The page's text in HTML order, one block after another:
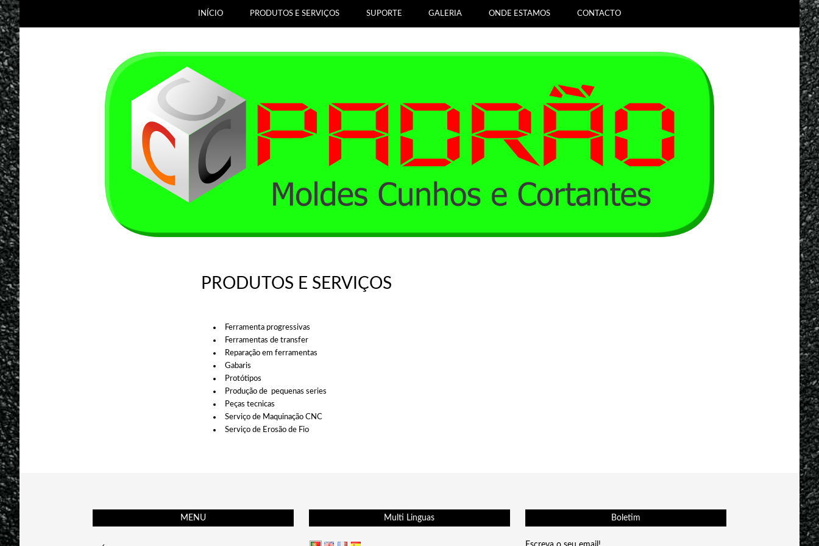
INÍCIO PRODUTOS E SERVIÇOS SUPORTE GALERIA ONDE ESTAMOS CONTACTO
PRODUTOS E SERVIÇOS
Ferramenta progressivas
Ferramentas de transfer
Reparação em ferramentas
Gabaris
Protótipos
Produção de pequenas series
Peças tecnicas
Serviço de Maquinação CNC
Serviço de Erosão de Fio
MENU Multi Linguas Boletim